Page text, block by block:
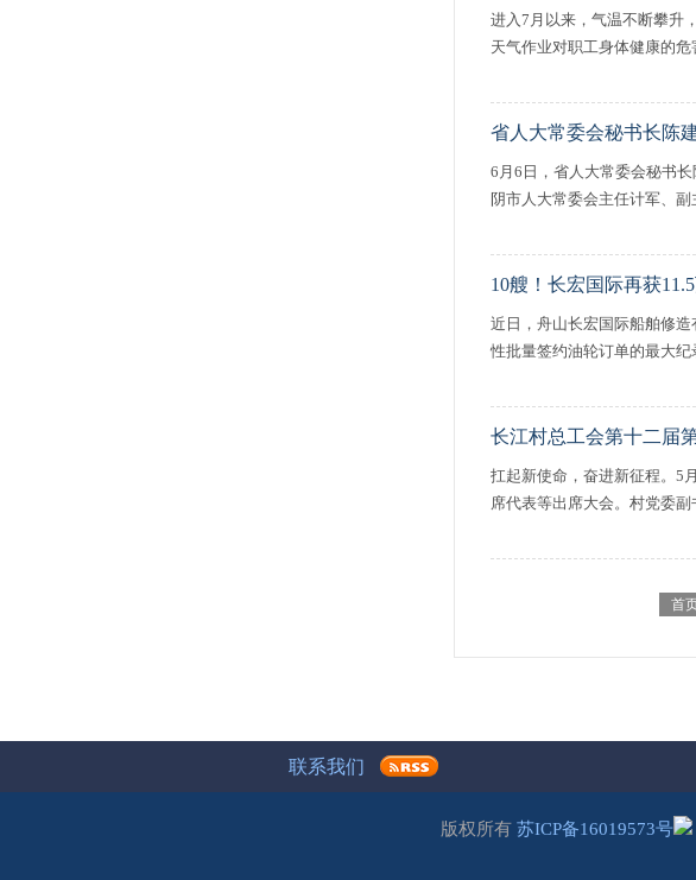
进入7月以来，气温不断攀升
天气作业对职工身体健康的
省人大常委会秘书长陈
6月6日，省人大常委会秘书
阴市人大常委会主任计军、
10艘！长宏国际再获
近日，舟山长宏国际船舶修
性批量签约油轮订单的最大
长江村总工会第十二届
扛起新使命，奋进新征程。5
席代表等出席大会。村党委
首
联系我们
版权所有 苏ICP备16019573号